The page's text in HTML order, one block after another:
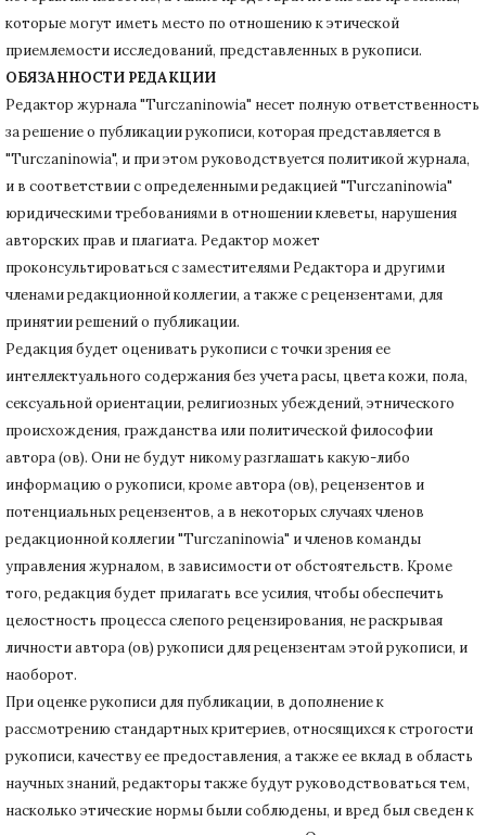
которые могут иметь место по отношению к этической
приемлемости исследований, представленных в рукописи.
ОБЯЗАННОСТИ РЕДАКЦИИ
Редактор журнала "Turczaninowia" несет полную ответственность
за решение о публикации рукописи, которая представляется в
"Turczaninowia", и при этом руководствуется политикой журнала,
и в соответствии с определенными редакцией "Turczaninowia"
юридическими требованиями в отношении клеветы, нарушения
авторских прав и плагиата. Редактор может
проконсультироваться с заместителями Редактора и другими
членами редакционной коллегии, а также с рецензентами, для
принятии решений о публикации.
Редакция будет оценивать рукописи с точки зрения ее
интеллектуального содержания без учета расы, цвета кожи, пола,
сексуальной ориентации, религиозных убеждений, этнического
происхождения, гражданства или политической философии
автора (ов). Они не будут никому разглашать какую-либо
информацию о рукописи, кроме автора (ов), рецензентов и
потенциальных рецензентов, а в некоторых случаях членов
редакционной коллегии "Turczaninowia" и членов команды
управления журналом, в зависимости от обстоятельств. Кроме
того, редакция будет прилагать все усилия, чтобы обеспечить
целостность процесса слепого рецензирования, не раскрывая
личности автора (ов) рукописи для рецензентам этой рукописи, и
наоборот.
При оценке рукописи для публикации, в дополнение к
рассмотрению стандартных критериев, относящихся к строгости
рукописи, качеству ее предоставления, а также ее вклад в область
научных знаний, редакторы также будут руководствоваться тем,
насколько этические нормы были соблюдены, и вред был сведен к